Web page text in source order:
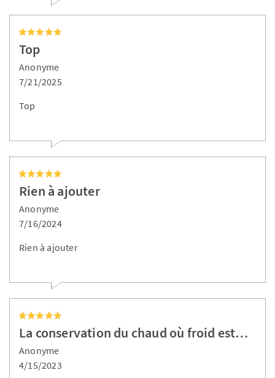
Top
Anonyme
7/21/2025
Top
Rien à ajouter
Anonyme
7/16/2024
Rien à ajouter
La conservation du chaud où froid est…
Anonyme
4/15/2023